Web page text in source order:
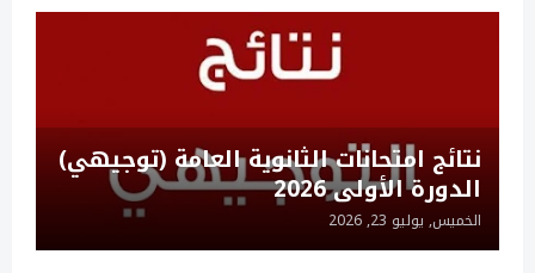
نتائج امتحانات الثانوية العامة (توجيهي)
الدورة الأولى 2026
الخميس, يوليو 23, 2026